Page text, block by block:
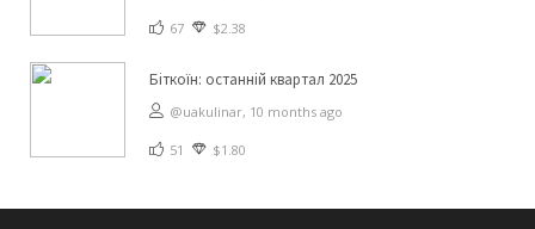
67 $2.38
Біткоїн: останній квартал 2025
@uakulinar, 10 months ago
51 $1.80